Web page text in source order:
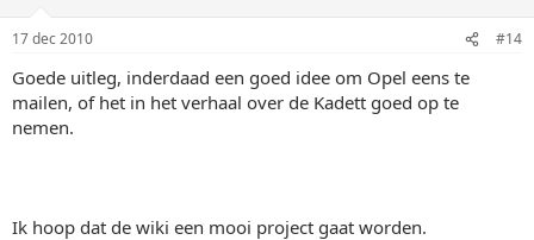
17 dec 2010 #14
Goede uitleg, inderdaad een goed idee om Opel eens te
mailen, of het in het verhaal over de Kadett goed op te
nemen.
Ik hoop dat de wiki een mooi project gaat worden.